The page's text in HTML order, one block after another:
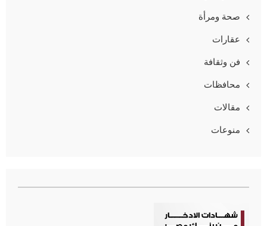
صحة ومرأة
عقارات
فن وثقافة
محافظات
مقالات
منوعات